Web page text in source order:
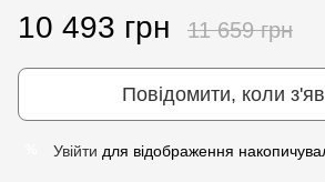
10 493 грн 11 659 грн
Повідомити, коли
Увійти для відображення